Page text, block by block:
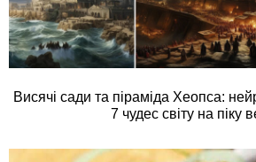
Висячі сади та піраміда Хеопса:
7 чудес світу на піку